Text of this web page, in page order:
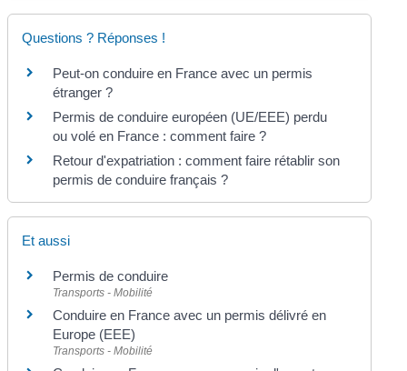
Questions ? Réponses !
Peut-on conduire en France avec un permis
étranger ?
Permis de conduire européen (UE/EEE) perdu
ou volé en France : comment faire ?
Retour d'expatriation : comment faire rétablir son
permis de conduire français ?
Et aussi
Permis de conduire
Transports - Mobilité
Conduire en France avec un permis délivré en
Europe (EEE)
Transports - Mobilité